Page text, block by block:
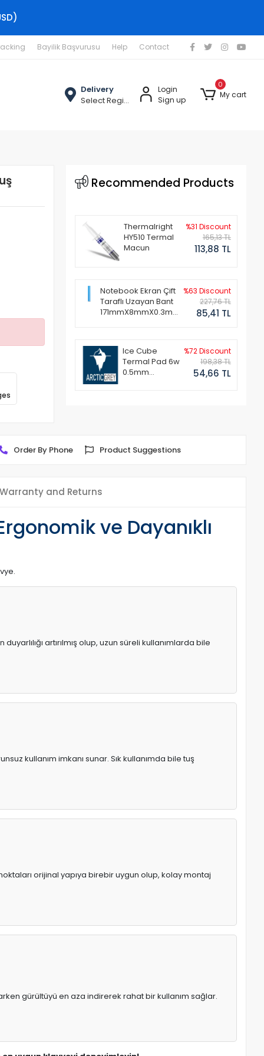
Bayilik Başvurusu Help Contact
Delivery
Select Region
Login
Sign up
0
My cart
Recommended Products
Thermalright
HY510 Termal
Macun
%31 Discount
165,13 TL
113,88 TL
Notebook Ekran Çift
Taraflı Uzayan Bant
171mmX8mmX0.3mm
%63 Discount
227,76 TL
85,41 TL
Ice Cube
Termal Pad 6w
0.5mm
%72 Discount
198,38 TL
54,66 TL
Order By Phone Product Suggestions
Warranty and Returns
ve Dayanıklı
artırılmış olup, uzun süreli kullanımlarda bile
kullanım imkanı sunar. Sık kullanımda bile tuş
orijinal yapıya birebir uygun olup, kolay montaj
gürültüyü en aza indirerek rahat bir kullanım sağlar.